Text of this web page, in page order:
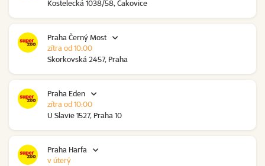
Kostelecká 1038/58, Čakovice
Praha Černý Most
Skorkovská 2457, Praha
zítra od 10:00
Praha Eden
U Slavie 1527, Praha 10
zítra od 10:00
Praha Harfa
v úterý